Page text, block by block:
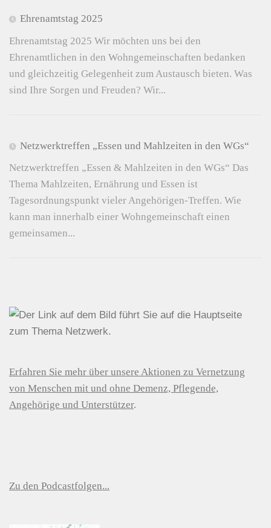
Ehrenamtstag 2025
Ehrenamtstag 2025 Wir möchten uns bei den
Ehrenamtlichen in den Wohngemeinschaften bedanken
und gleichzeitig Gelegenheit zum Austausch bieten. Was
sind Ihre Sorgen und Freuden? Wir...
Netzwerktreffen „Essen und Mahlzeiten in den WGs“
Netzwerktreffen „Essen & Mahlzeiten in den WGs“ Das
Thema Mahlzeiten, Ernährung und Essen ist
Tagesordnungspunkt vieler Angehörigen-Treffen. Wie
kann man innerhalb einer Wohngemeinschaft einen
gemeinsamen...
Erfahren Sie mehr über unsere Aktionen zu Vernetzung
von Menschen mit und ohne Demenz, Pflegende,
Angehörige und Unterstützer.
Zu den Podcastfolgen...